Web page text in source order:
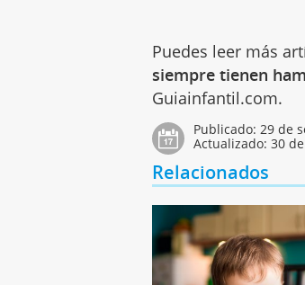
Puedes leer más
siempre tienen
Guiainfantil.com.
Publicado: 29 de
Actualizado:30
Relacionados